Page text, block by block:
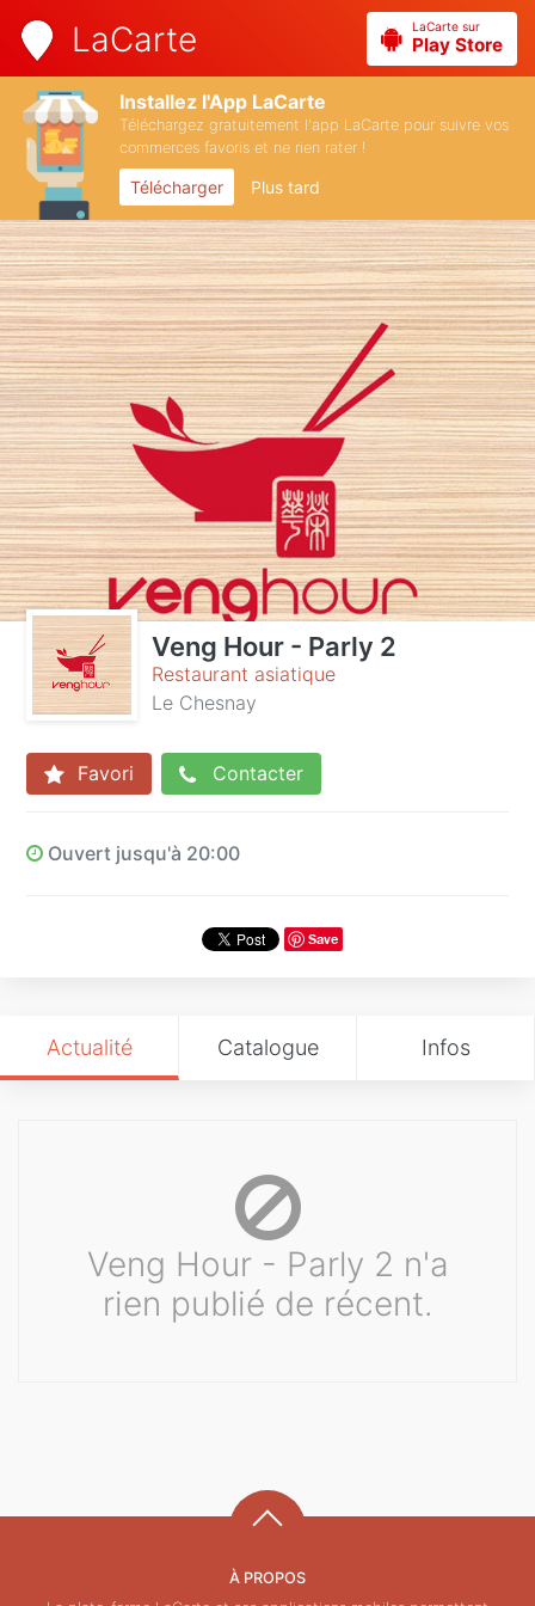
LaCarte LaCarte sur
Play Store
Installez l'App LaCarte
Téléchargez gratuitement l'app LaCarte pour suivre vos
commerces favoris et ne rien rater !
Télécharger Plus tard
Veng Hour - Parly 2
Restaurant asiatique
Le Chesnay
Favori Contacter
Ouvert jusqu'à 20:00
Save
Actualité Catalogue Infos
Veng Hour - Parly 2 n'a
rien publié de récent.
À PROPOS